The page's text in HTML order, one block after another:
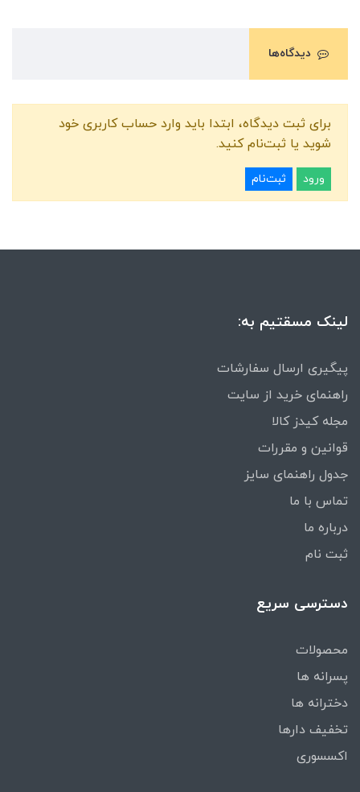
دیدگاه‌ها
برای ثبت دیدگاه، ابتدا باید وارد حساب کاربری خود
شوید یا ثبت‌نام کنید.
ورود ثبت‌نام
لینک مسقتیم به:
پیگیری ارسال سفارشات
راهنمای خرید از سایت
مجله کیدز کالا
قوانین و مقررات
جدول راهنمای سایز
تماس با ما
درباره ما
ثبت نام
دسترسی سریع
محصولات
پسرانه ها
دخترانه ها
تخفیف دارها
اکسسوری